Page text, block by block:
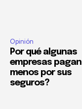
Opinión
Por qué algunas
empresas pagan
menos por sus
seguros?